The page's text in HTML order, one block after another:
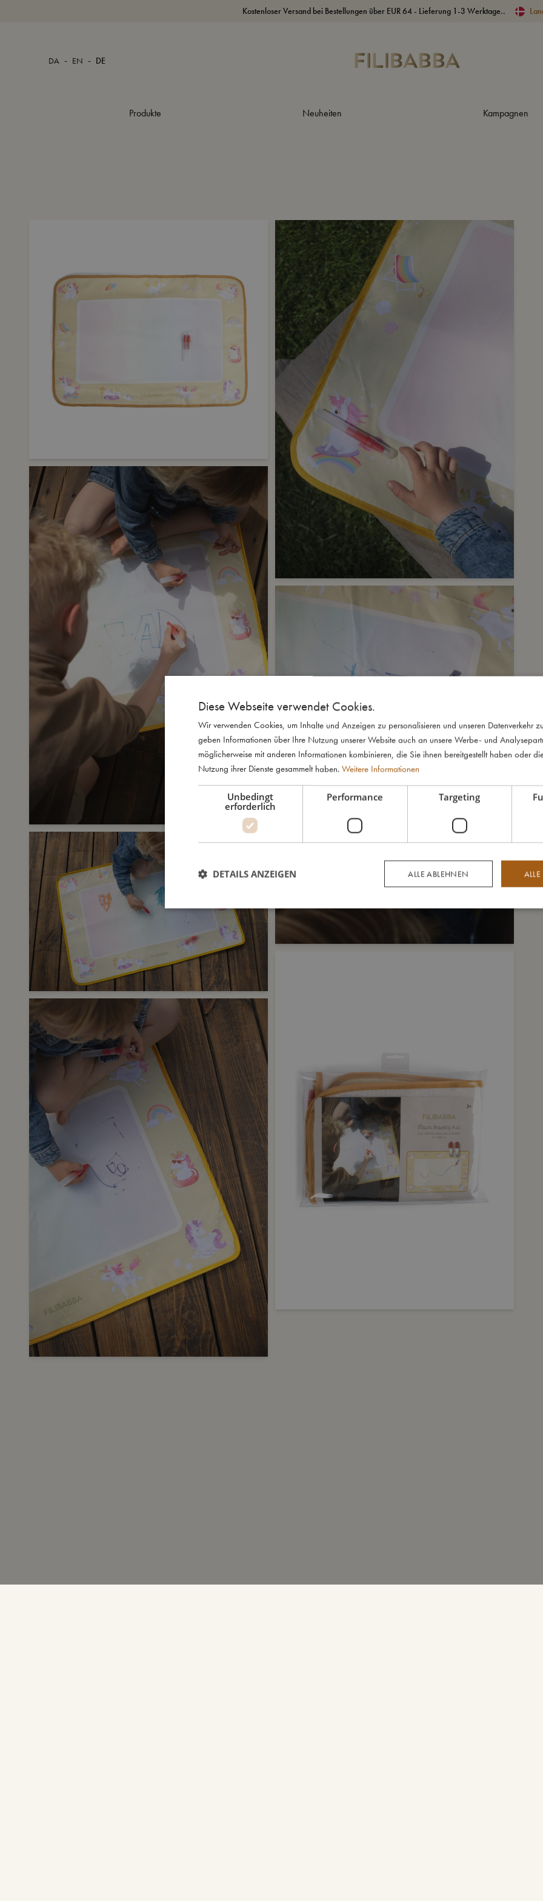
Kostenloser Versand bei Bestellungen über EUR 64 - Lieferung 1-3 Werktage..
DA - EN - DE
Produkte Neuheiten Kampagnen
Diese Webseite verwendet Cookies.
Wir verwenden Cookies, um Inhalte und Anzeigen zu personalisieren und unseren Datenverkehr
geben Informationen über Ihre Nutzung unserer Website auch an unsere Werbe- und
möglicherweise mit anderen Informationen kombinieren, die Sie ihnen bereitgestellt haben oder
Nutzung ihrer Dienste gesammelt haben. Weitere Informationen
Unbedingt
erforderlich
Performance Targeting
ALLE ABLEHNEN
DETAILS ANZEIGEN